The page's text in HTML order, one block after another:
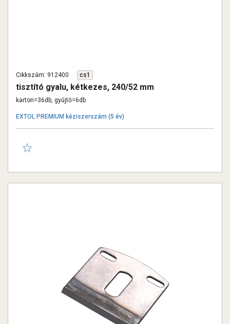
Cikkszám: 912400 cs1
tisztító gyalu, kétkezes, 240/52 mm
karton=36db, gyűjtő=6db
EXTOL PREMIUM kéziszerszám (5 év)